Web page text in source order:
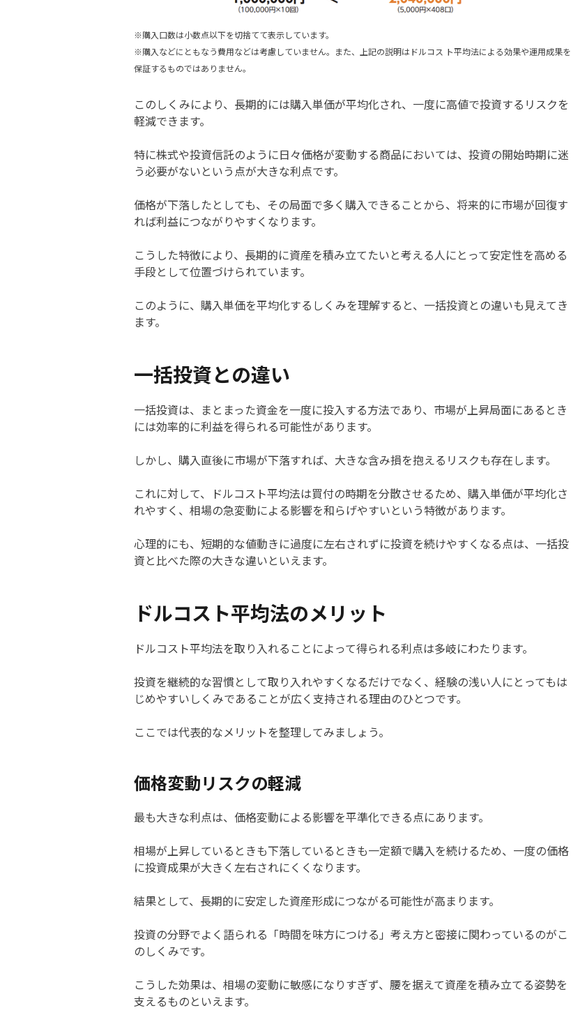
※購入口数は小数点以下を切捨てて表示しています。
※購入などにともなう費用などは考慮していません。また、上記の説明はドルコス ト平均法による効果や運用成果を
保証するものではありません。
このしくみにより、長期的には購入単価が平均化され、一度に高値で投資するリスクを
軽減できます。
特に株式や投資信託のように日々価格が変動する商品においては、投資の開始時期に迷
う必要がないという点が大きな利点です。
価格が下落したとしても、その局面で多く購入できることから、将来的に市場が回復す
れば利益につながりやすくなります。
こうした特徴により、長期的に資産を積み立てたいと考える人にとって安定性を高める
手段として位置づけられています。
このように、購入単価を平均化するしくみを理解すると、一括投資との違いも見えてき
ます。
一括投資との違い
一括投資は、まとまった資金を一度に投入する方法であり、市場が上昇局面にあるとき
には効率的に利益を得られる可能性があります。
しかし、購入直後に市場が下落すれば、大きな含み損を抱えるリスクも存在します。
これに対して、ドルコスト平均法は買付の時期を分散させるため、購入単価が平均化さ
れやすく、相場の急変動による影響を和らげやすいという特徴があります。
心理的にも、短期的な値動きに過度に左右されずに投資を続けやすくなる点は、一括投
資と比べた際の大きな違いといえます。
ドルコスト平均法のメリット
ドルコスト平均法を取り入れることによって得られる利点は多岐にわたります。
投資を継続的な習慣として取り入れやすくなるだけでなく、経験の浅い人にとってもは
じめやすいしくみであることが広く支持される理由のひとつです。
ここでは代表的なメリットを整理してみましょう。
価格変動リスクの軽減
最も大きな利点は、価格変動による影響を平準化できる点にあります。
相場が上昇しているときも下落しているときも一定額で購入を続けるため、一度の価格
に投資成果が大きく左右されにくくなります。
結果として、長期的に安定した資産形成につながる可能性が高まります。
投資の分野でよく語られる「時間を味方につける」考え方と密接に関わっているのがこ
のしくみです。
こうした効果は、相場の変動に敏感になりすぎず、腰を据えて資産を積み立てる姿勢を
支えるものといえます。